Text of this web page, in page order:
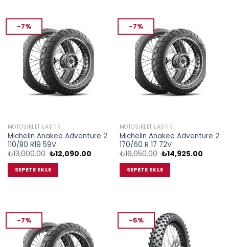
-7%
MOTOSIKLET LASTIK
Michelin Anakee Adventure 2
110/80 R19 59V
₺13,000.00 Orijinal
fiyat:
₺13,000.00.
₺12,090.00Şu
₺12,090.00.
SEPETE EKLE
-7%
MOTOSIKLET LASTIK
Michelin Anakee Adventure 2
170/60 R 17 72V
₺16,050.00 Orijinal
fiyat:
₺16,050.00.
₺14,925.00Şu
SEPETE EKLE
-7% -5%